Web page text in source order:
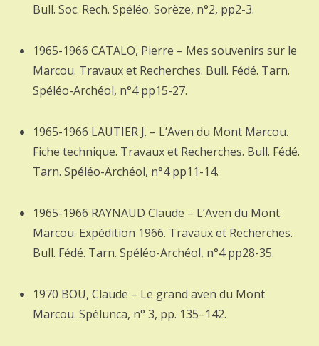
Bull. Soc. Rech. Spéléo. Sorèze, n°2, pp2-3.
1965-1966 CATALO, Pierre – Mes souvenirs sur le
Marcou. Travaux et Recherches. Bull. Fédé. Tarn.
Spéléo-Archéol, n°4 pp15-27.
1965-1966 LAUTIER J. – L’Aven du Mont Marcou.
Fiche technique. Travaux et Recherches. Bull. Fédé.
Tarn. Spéléo-Archéol, n°4 pp11-14.
1965-1966 RAYNAUD Claude – L’Aven du Mont
Marcou. Expédition 1966. Travaux et Recherches.
Bull. Fédé. Tarn. Spéléo-Archéol, n°4 pp28-35.
1970 BOU, Claude – Le grand aven du Mont
Marcou. Spélunca, n° 3, pp. 135–142.